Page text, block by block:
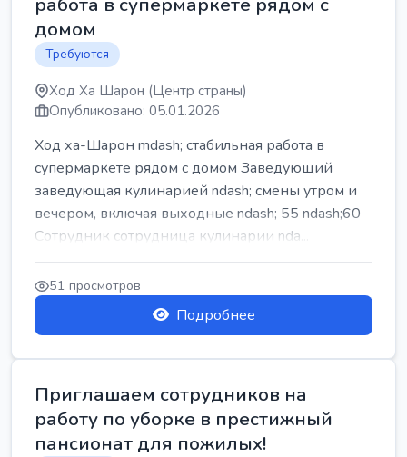
домом
Требуются
Ход Ха Шарон (Центр страны)
Опубликовано: 05.01.2026
Ход ха-Шарон mdash; стабильная работа в
супермаркете рядом с домом Заведующий
заведующая кулинарией ndash; смены утром и
вечером, включая выходные ndash; 55 ndash;60
Сотрудник сотрудница кулинарии nda...
51 просмотров
Подробнее
Приглашаем сотрудников на
работу по уборке в престижный
пансионат для пожилых!